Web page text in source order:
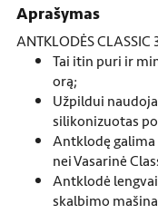
Aprašymas
ANTKLODĖS CLASSIC
Tai itin puri ir
orą;
Užpildui
silikonizuotas
Antklodę
nei Vasarinė
Antklodė
skalbimo